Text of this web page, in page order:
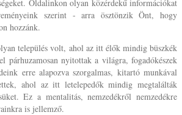
Oldalinkon olyan közérdekű információkat
szerint - arra ösztönzik Önt, hogy
hozzánk.
település volt, ahol az itt élők mindig büszkék
párhuzamosan nyitottak a világra, fogadókészek
erre alapozva szorgalmas, kitartó munkával
ahol az itt letelepedők mindig megtalálták
Ez a mentalitás, nemzedékről nemzedékre
is jellemző.